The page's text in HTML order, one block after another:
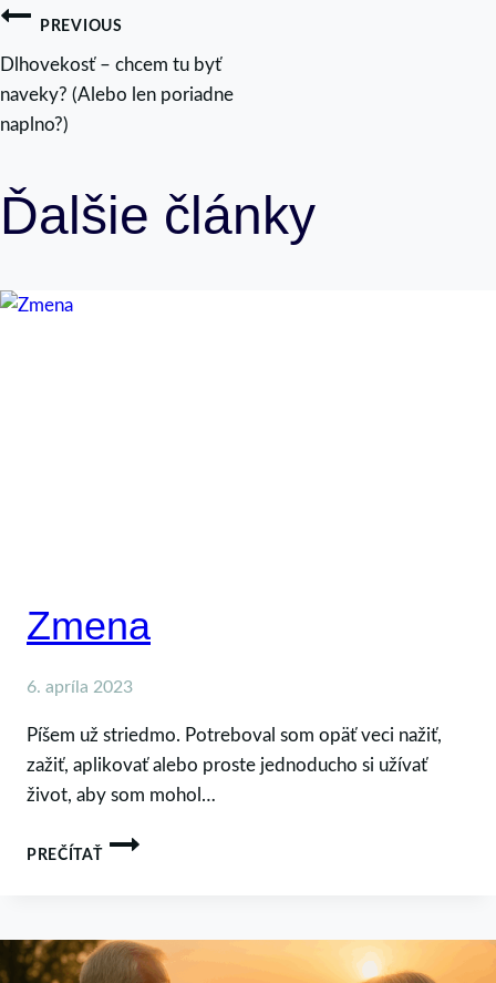
Navigácia
v
PREVIOUS
Dlhovekosť – chcem tu byť
naveky? (Alebo len poriadne
naplno?)
Ďalšie články
Zmena
6. apríla 2023
Píšem už striedmo. Potreboval som opäť veci nažiť,
zažiť, aplikovať alebo proste jednoducho si užívať
život, aby som mohol…
PREČÍTAŤ
ZMENA